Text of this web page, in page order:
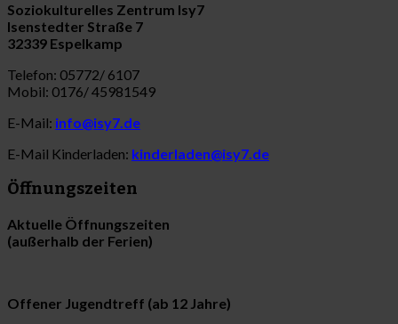
Soziokulturelles Zentrum Isy7
Isenstedter Straße 7
32339 Espelkamp
Telefon: 05772/ 6107
Mobil: 0176/ 45981549
E-Mail: info@isy7.de
E-Mail Kinderladen: kinderladen@isy7.de
Öffnungszeiten
Aktuelle Öffnungszeiten
(außerhalb der Ferien)
Offener Jugendtreff (ab 12 Jahre)